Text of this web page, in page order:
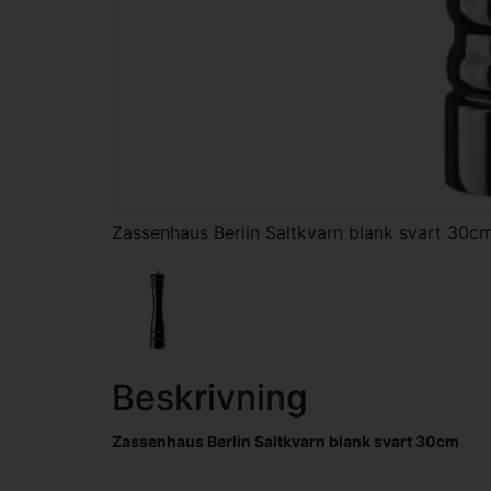
Zassenhaus Berlin Saltkvarn blank svart
Beskrivning
Zassenhaus Berlin Saltkvarn blank svart 30cm